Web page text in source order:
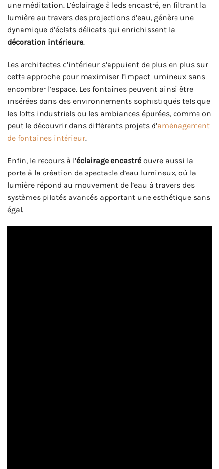
une méditation. L’éclairage à leds encastré, en filtrant la
lumière au travers des projections d’eau, génère une
dynamique d’éclats délicats qui enrichissent la
décoration intérieure.
Les architectes d’intérieur s’appuient de plus en plus sur
cette approche pour maximiser l’impact lumineux sans
encombrer l’espace. Les fontaines peuvent ainsi être
insérées dans des environnements sophistiqués tels que
les lofts industriels ou les ambiances épurées, comme on
peut le découvrir dans différents projets d’aménagement
de fontaines intérieur.
Enfin, le recours à l’éclairage encastré ouvre aussi la
porte à la création de spectacle d’eau lumineux, où la
lumière répond au mouvement de l’eau à travers des
systèmes pilotés avancés apportant une esthétique sans
égal.